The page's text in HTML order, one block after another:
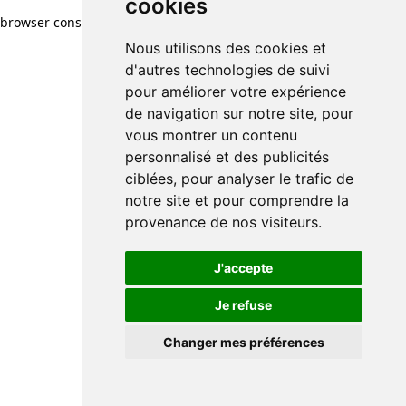
cookies
Nous utilisons des cookies et
d'autres technologies de suivi
pour améliorer votre expérience
de navigation sur notre site, pour
vous montrer un contenu
personnalisé et des publicités
ciblées, pour analyser le trafic de
notre site et pour comprendre la
provenance de nos visiteurs.
J'accepte
Je refuse
Changer mes préférences
browser console for more information)